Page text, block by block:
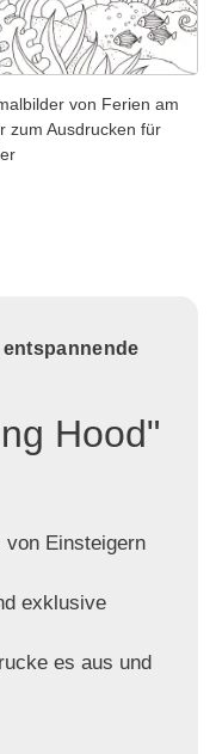
von Ferien am
zum Ausdrucken für
Hood"
von Einsteigern
exklusive
es aus und